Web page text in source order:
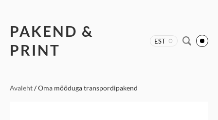
PAKEND &
PRINT
EST
Avaleht/Oma mõõduga transpordipakend